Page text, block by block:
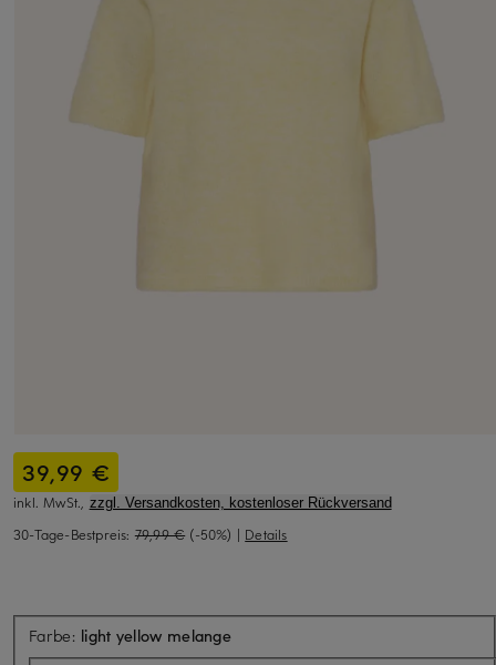
39,99 €
inkl. MwSt., zzgl. Versandkosten, kostenloser Rückversand
30-Tage-Bestpreis: 79,99 € (-50%) | Details
Farbe: light yellow melange